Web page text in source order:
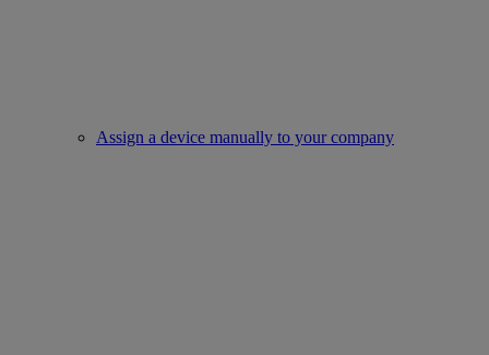
Assign a device manually to your company